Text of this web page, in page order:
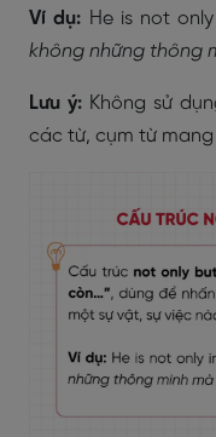
Ví dụ: He is not
không những thông
Lưu ý: Không sử
các từ, cụm từ